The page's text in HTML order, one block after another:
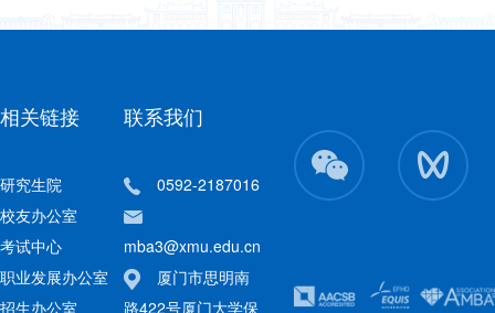
相关链接
研究生院
校友办公室
考试中心
职业发展办公室
招生办公室
联系我们
0592-2187016
mba3@xmu.edu.cn
厦门市思明南
路422号厦门大学保